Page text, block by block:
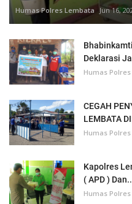
Humas Polres Lembata Jun 16,
Deklarasi
Humas
CEGAH
LEMBATA
Humas
Kapolres
( APD )
Humas